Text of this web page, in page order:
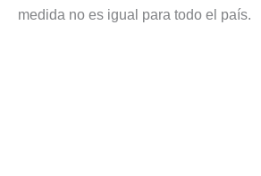
medida no es igual para todo el país.